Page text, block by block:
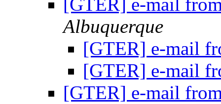
[GTER] e-mail
Albuquerque
[GTER] e-mail
[GTER] e-mail
[GTER] e-mail